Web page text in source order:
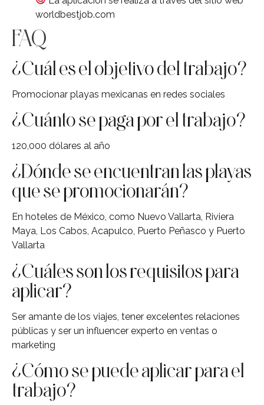
worldbestjob.com
FAQ
¿Cuál es el objetivo del trabajo?
Promocionar playas mexicanas en redes sociales
¿Cuánto se paga por el trabajo?
120,000 dólares al año
¿Dónde se encuentran las playas
que se promocionarán?
En hoteles de México, como Nuevo Vallarta, Riviera
Maya, Los Cabos, Acapulco, Puerto Peñasco y Puerto
Vallarta
¿Cuáles son los requisitos para
aplicar?
Ser amante de los viajes, tener excelentes relaciones
públicas y ser un influencer experto en ventas o
marketing
¿Cómo se puede aplicar para el
trabajo?